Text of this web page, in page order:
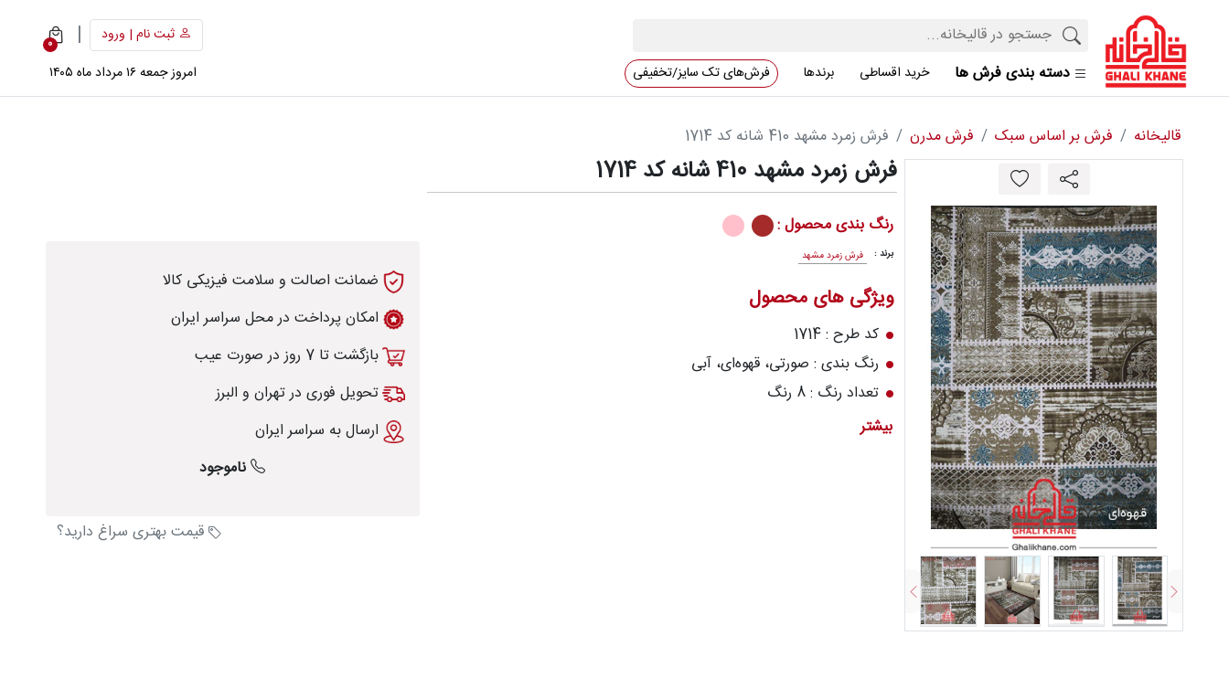
ثبت نام | ورود |
0
دسته بندی فرش ها خرید اقساطی برندها فرش‌های تک سایز/تخفیفی امروز جمعه ۱۶ مرداد ماه ۱۴۰۵
قالیخانه فرش بر اساس سبک فرش مدرن فرش زمرد مشهد 410 شانه کد 1714
فرش زمرد مشهد 410 شانه کد 1714
رنگ بندی محصول :
برند : فرش زمرد مشهد
ویژگی های محصول
کد طرح : 1714
رنگ بندی : صورتی، قهوه‌ای، آبی
تعداد رنگ : 8 رنگ
تراکم شانه در متر (شانه) : 410
بیشتر
ضمانت اصالت و سلامت فیزیکی کالا
امکان پرداخت در محل سراسر ایران
بازگشت تا 7 روز در صورت عیب
تحویل فوری در تهران و البرز
ارسال به سراسر ایران
ناموجود
قیمت بهتری سراغ دارید؟